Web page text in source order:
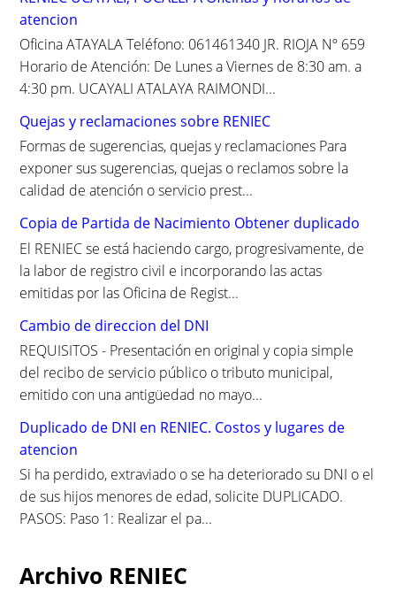
r
:
atencion
Oficina ATAYALA Teléfono: 061461340 JR. RIOJA Nº 659
Horario de Atención: De Lunes a Viernes de 8:30 am. a
4:30 pm. UCAYALI ATALAYA RAIMONDI...
Quejas y reclamaciones sobre RENIEC
Formas de sugerencias, quejas y reclamaciones Para
exponer sus sugerencias, quejas o reclamos sobre la
calidad de atención o servicio prest...
Copia de Partida de Nacimiento Obtener duplicado
El RENIEC se está haciendo cargo, progresivamente, de
la labor de registro civil e incorporando las actas
emitidas por las Oficina de Regist...
Cambio de direccion del DNI
REQUISITOS - Presentación en original y copia simple
del recibo de servicio público o tributo municipal,
emitido con una antigüedad no mayo...
Duplicado de DNI en RENIEC. Costos y lugares de
atencion
Si ha perdido, extraviado o se ha deteriorado su DNI o el
de sus hijos menores de edad, solicite DUPLICADO.
PASOS: Paso 1: Realizar el pa...
Archivo RENIEC